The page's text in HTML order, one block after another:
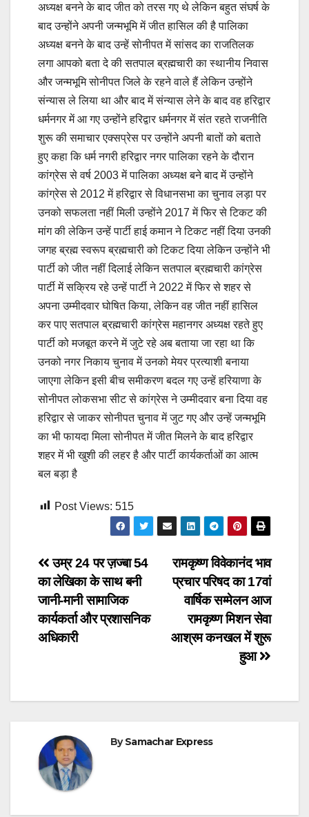
अध्यक्ष बनने के बाद जीत को तरस गए थे लेकिन बहुत संघर्ष के
बाद उन्होंने अपनी जन्मभूमि में जीत हासिल की है पालिका
अध्यक्ष बनने के बाद उन्हें सोनीपत में सांसद का राजतिलक
लगा आपको बता दे की सतपाल ब्रह्मचारी का स्थानीय निवास
और जन्मभूमि सोनीपत जिले के रहने वाले हैं लेकिन उन्होंने
संन्यास ले लिया था और बाद में संन्यास लेने के बाद वह हरिद्वार
धर्मनगर में आ गए उन्होंने हरिद्वार धर्मनगर में संत रहते राजनीति
शुरू की समाचार एक्सप्रेस पर उन्होंने अपनी बातों को बताते
हुए कहा कि धर्म नगरी हरिद्वार नगर पालिका रहने के दौरान
कांग्रेस से वर्ष 2003 में पालिका अध्यक्ष बने बाद में उन्होंने
कांग्रेस से 2012 में हरिद्वार से विधानसभा का चुनाव लड़ा पर
उनको सफलता नहीं मिली उन्होंने 2017 में फिर से टिकट की
मांग की लेकिन उन्हें पार्टी हाई कमान ने टिकट नहीं दिया उनकी
जगह ब्रह्म स्वरूप ब्रह्मचारी को टिकट दिया लेकिन उन्होंने भी
पार्टी को जीत नहीं दिलाई लेकिन सतपाल ब्रह्मचारी कांग्रेस
पार्टी में सक्रिय रहे उन्हें पार्टी ने 2022 में फिर से शहर से
अपना उम्मीदवार घोषित किया, लेकिन वह जीत नहीं हासिल
कर पाए सतपाल ब्रह्मचारी कांग्रेस महानगर अध्यक्ष रहते हुए
पार्टी को मजबूत करने में जुटे रहे अब बताया जा रहा था कि
उनको नगर निकाय चुनाव में उनको मेयर प्रत्याशी बनाया
जाएगा लेकिन इसी बीच समीकरण बदल गए उन्हें हरियाणा के
सोनीपत लोकसभा सीट से कांग्रेस ने उम्मीदवार बना दिया वह
हरिद्वार से जाकर सोनीपत चुनाव में जुट गए और उन्हें जन्मभूमि
का भी फायदा मिला सोनीपत में जीत मिलने के बाद हरिद्वार
शहर में भी खुशी की लहर है और पार्टी कार्यकर्ताओं का आत्म
बल बड़ा है
Post Views: 515
Post
navigation
रामकृष्ण विवेकानंद भाव
प्रचार परिषद का 17वां
वार्षिक सम्मेलन आज
रामकृष्ण मिशन सेवा
आश्रम कनखल में शुरू
हुआ
उम्र 24 पर ज़ज्बा 54
का लेखिका के साथ बनी
जानी-मानी सामाजिक
कार्यकर्ता और प्रशासनिक
अधिकारी
BySamachar Express